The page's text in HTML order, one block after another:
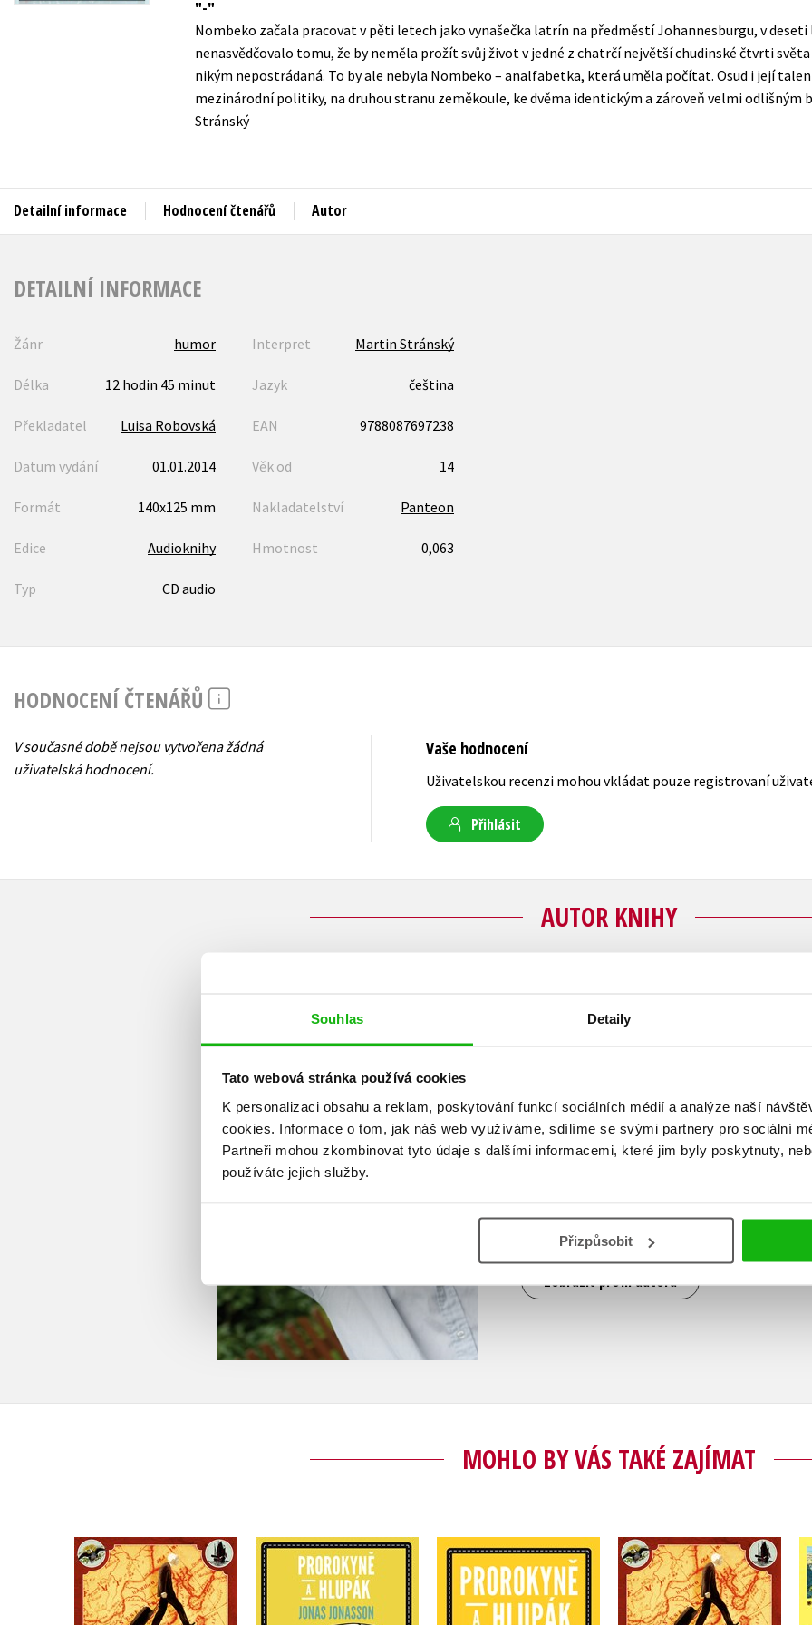
Souhlas Detaily
Tato webová stránka používá cookies
K personalizaci obsahu a reklam, poskytování funkcí sociálních médií a analýze naší
cookies. Informace o tom, jak náš web využíváme, sdílíme se svými partnery pro sociální
Partneři mohou zkombinovat tyto údaje s dalšími informacemi, které jim byly poskytnuty,
používáte jejich služby.
Přizpůsobit
Auto - moto
Jazyky
Kalendáře
Kariéra a osobní rozvoj
Populárně - naučné pro děti
Předškoláci
Příroda a zahrada
Young adult (SK)
Zahraniční literatura
Zdraví a životní styl
Všechny tituly
-
Nombeko začala pracovat v pěti letech jako vynašečka latrín na předměstí Johannesburgu, v
nenasvědčovalo tomu, že by neměla prožít svůj život v jedné z chatrčí největší chudinské čtvrti
nikým nepostrádaná. To by ale nebyla Nombeko – analfabetka, která uměla počítat. Osud i její
mezinárodní politiky, na druhou stranu zeměkoule, ke dvěma identickým a zároveň velmi
Stránský
Detailní informace Hodnocení čtenářů Autor
DETAILNÍ INFORMACE
Žánr humor Interpret Martin Stránský
Délka 12 hodin 45 minut Jazyk čeština
Překladatel Luisa Robovská EAN 9788087697238
Datum vydání 01.01.2014 Věk od 14
Formát 140x125 mm Nakladatelství Panteon
Edice Audioknihy Hmotnost 0,063
Typ CD audio
HODNOCENÍ ČTENÁŘŮ
V současné době nejsou vytvořena žádná
uživatelská hodnocení.
Vaše hodnocení
Uživatelskou recenzi mohou vkládat pouze registrovaní
Přihlásit
AUTOR KNIHY
konzultant a založil vlastní poradenskou
švédské televize TV4. Po dvaceti letech ve
přestěhoval se do švýcarského kantonu Ticino,
Kundera.
Zobrazit profil autora
MOHLO BY VÁS TAKÉ ZAJÍMAT
Stoletý stařík, který
vylezl z okna a zmizel
Jonas Jonasson
Prorokyně a hlupák
(audiokniha)
Jonas Jonasson
Prorokyně a hlupák
Jonas Jonasson
Stoletý stařík, který
vylezl z okna a zmizel
Jonas Jonasson